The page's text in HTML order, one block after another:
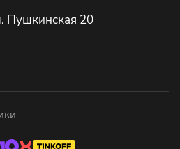
Пушкинская 20